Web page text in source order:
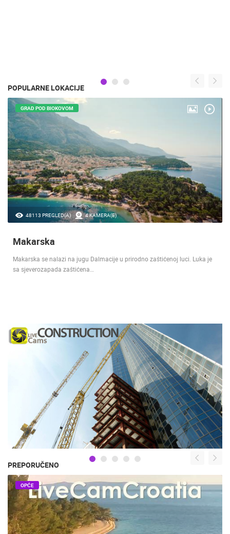
POPULARNE LOKACIJE
48113 PREGLED(A) 4 KAMERA(E)
GRAD POD BIOKOVOM
Makarska
Makarska se nalazi na jugu Dalmacije u prirodno zaštićenoj luci. Luka je
sa sjeverozapada zaštićena…
PREPORUČENO
OPĆE